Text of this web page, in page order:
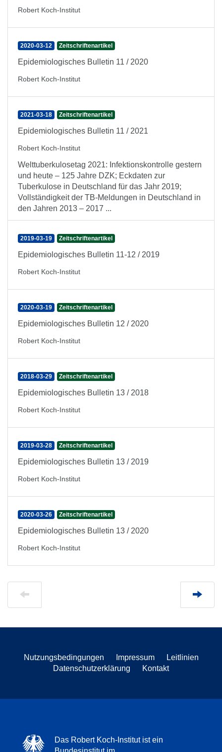
Robert Koch-Institut
2020-03-12 Zeitschriftenartikel
Epidemiologisches Bulletin 11 / 2020
Robert Koch-Institut
2021-03-18 Zeitschriftenartikel
Epidemiologisches Bulletin 11 / 2021
Robert Koch-Institut
Welttuberkulosetag 2021: Infektionskontrolle gestern
und heute – 125 Jahre DZK; Eckdaten zur
Tuberkulose in Deutschland für das Jahr 2019;
Vollständigkeit der TB-Meldungen in Deutschland in
den Jahren 2013 – 2017 ...
2019-03-19 Zeitschriftenartikel
Epidemiologisches Bulletin 11-12 / 2019
Robert Koch-Institut
2020-03-19 Zeitschriftenartikel
Epidemiologisches Bulletin 12 / 2020
Robert Koch-Institut
2018-03-29 Zeitschriftenartikel
Epidemiologisches Bulletin 13 / 2018
Robert Koch-Institut
2019-03-28 Zeitschriftenartikel
Epidemiologisches Bulletin 13 / 2019
Robert Koch-Institut
2020-03-26 Zeitschriftenartikel
Epidemiologisches Bulletin 13 / 2020
Robert Koch-Institut
Nutzungsbedingungen Impressum
Leitlinien
Datenschutzerklärung
Kontakt
Das Robert Koch-Institut ist ein